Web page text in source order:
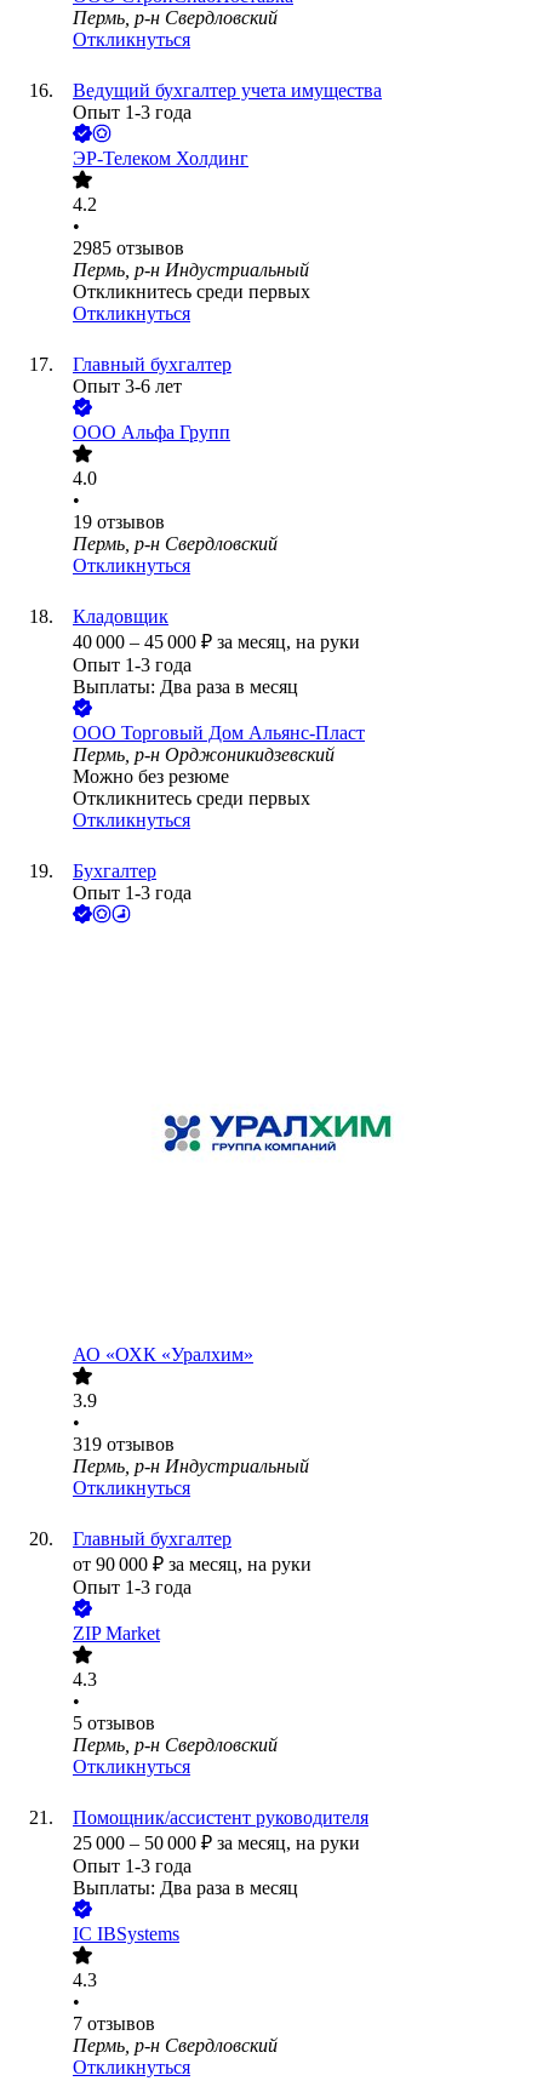
Пермь, р-н Свердловский
Откликнуться
Ведущий бухгалтер учета имущества
Опыт 1-3 года
ЭР-Телеком Холдинг
4.2
•
2985 отзывов
Пермь, р-н Индустриальный
Откликнитесь среди первых
Откликнуться
Главный бухгалтер
Опыт 3-6 лет
ООО Альфа Групп
4.0
•
19 отзывов
Пермь, р-н Свердловский
Откликнуться
Кладовщик
40 000 – 45 000 ₽ за месяц, на руки
Опыт 1-3 года
Выплаты: Два раза в месяц
ООО Торговый Дом Альянс-Пласт
Пермь, р-н Орджоникидзевский
Можно без резюме
Откликнитесь среди первых
Откликнуться
Бухгалтер
Опыт 1-3 года
АО «ОХК «Уралхим»
3.9
•
319 отзывов
Пермь, р-н Индустриальный
Откликнуться
Главный бухгалтер
от 90 000 ₽ за месяц, на руки
Опыт 1-3 года
ZIP Market
4.3
•
5 отзывов
Пермь, р-н Свердловский
Откликнуться
Помощник/ассистент руководителя
25 000 – 50 000 ₽ за месяц, на руки
Опыт 1-3 года
Выплаты: Два раза в месяц
IC IBSystems
4.3
•
7 отзывов
Пермь, р-н Свердловский
Откликнуться